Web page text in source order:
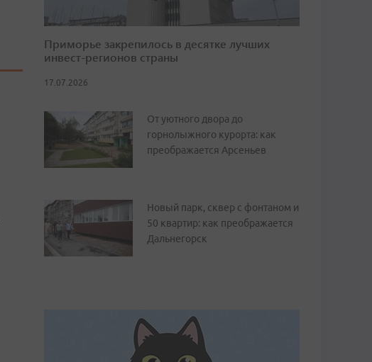
Приморье закрепилось в десятке лучших
инвест-регионов страны
17.07.2026
От уютного двора до
горнолыжного курорта: как
преображается Арсеньев
Новый парк, сквер с фонтаном и
50 квартир: как преображается
Дальнегорск